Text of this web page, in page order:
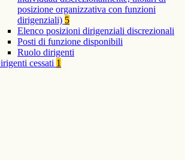
posizione organizzativa con funzioni
dirigenziali) 5
Elenco posizioni dirigenziali discrezionali
Posti di funzione disponibili
Ruolo dirigenti
cessati 1